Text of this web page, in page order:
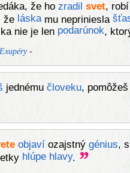
že ho zradil svet,
že láskamu nepriniesla
nie je len podarúnok ,
-
jednému človeku,
objavíozajstný génius,
hlúpe hlavy.